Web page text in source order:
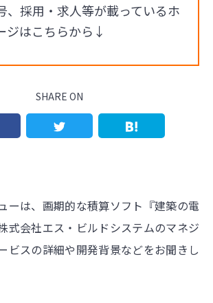
、採用・求人等が載っているホ
ジはこちらから↓
SHARE ON
ーは、画期的な積算ソフト『建築の電
式会社エス・ビルドシステムのマネジ
ビスの詳細や開発背景などをお聞きし